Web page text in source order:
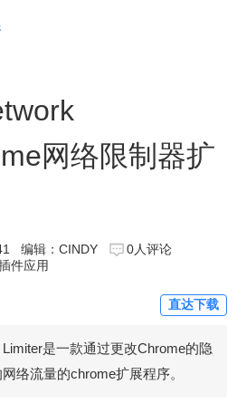
网络限制器扩
编辑：CINDY
0人评论
件应用
直达下载
是一款通过更改Chrome的隐
络流量的chrome扩展程序。